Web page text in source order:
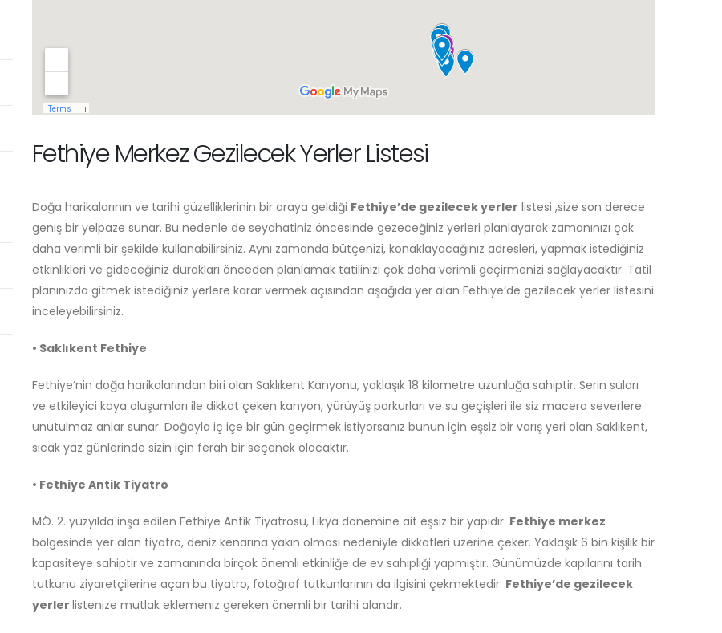
Fethiye Merkez Gezilecek Yerler Listesi
Doğa harikalarının ve tarihi güzelliklerinin bir araya geldiği Fethiye’de gezilecek yerler listesi ,size son derece
geniş bir yelpaze sunar. Bu nedenle de seyahatiniz öncesinde gezeceğiniz yerleri planlayarak zamanınızı çok
daha verimli bir şekilde kullanabilirsiniz. Aynı zamanda bütçenizi, konaklayacağınız adresleri, yapmak istediğiniz
etkinlikleri ve gideceğiniz durakları önceden planlamak tatilinizi çok daha verimli geçirmenizi sağlayacaktır. Tatil
planınızda gitmek istediğiniz yerlere karar vermek açısından aşağıda yer alan Fethiye’de gezilecek yerler listesini
inceleyebilirsiniz.
• Saklıkent Fethiye
Fethiye’nin doğa harikalarından biri olan Saklıkent Kanyonu, yaklaşık 18 kilometre uzunluğa sahiptir. Serin suları
ve etkileyici kaya oluşumları ile dikkat çeken kanyon, yürüyüş parkurları ve su geçişleri ile siz macera severlere
unutulmaz anlar sunar. Doğayla iç içe bir gün geçirmek istiyorsanız bunun için eşsiz bir varış yeri olan Saklıkent,
sıcak yaz günlerinde sizin için ferah bir seçenek olacaktır.
• Fethiye Antik Tiyatro
MÖ. 2. yüzyılda inşa edilen Fethiye Antik Tiyatrosu, Likya dönemine ait eşsiz bir yapıdır. Fethiye merkez
bölgesinde yer alan tiyatro, deniz kenarına yakın olması nedeniyle dikkatleri üzerine çeker. Yaklaşık 6 bin kişilik bir
kapasiteye sahiptir ve zamanında birçok önemli etkinliğe de ev sahipliği yapmıştır. Günümüzde kapılarını tarih
tutkunu ziyaretçilerine açan bu tiyatro, fotoğraf tutkunlarının da ilgisini çekmektedir. Fethiye’de gezilecek
yerler listenize mutlak eklemeniz gereken önemli bir tarihi alandır.